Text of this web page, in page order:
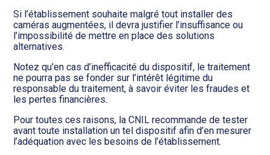
Si l’établissement souhaite malgré tout installer des
caméras augmentées, il devra justifier l’insuffisance ou
l’impossibilité de mettre en place des solutions
alternatives.
Notez qu’en cas d’inefficacité du dispositif, le traitement
ne pourra pas se fonder sur l’intérêt légitime du
responsable du traitement, à savoir éviter les fraudes et
les pertes financières.
Pour toutes ces raisons, la CNIL recommande de tester
avant toute installation un tel dispositif afin d’en mesurer
l’adéquation avec les besoins de l’établissement.